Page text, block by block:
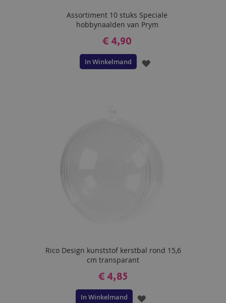
Assortiment 10 stuks Speciale
hobbynaalden van Prym
€ 4,90
In Winkelmand
VOEG
Rico Design kunststof kerstbal rond 15,6
cm transparant
€ 4,85
In Winkelmand
VOEG